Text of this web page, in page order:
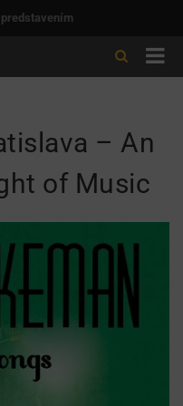
– An
of Music